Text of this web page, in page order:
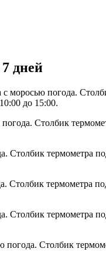
дней
моросью погода.
до 15:00.
Столбик
Столбик термометра
Столбик термометра
Столбик термометра
погода. Столбик